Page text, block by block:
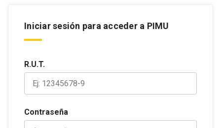
Iniciar sesión para acceder a PIMU
R.U.T.
Contraseña